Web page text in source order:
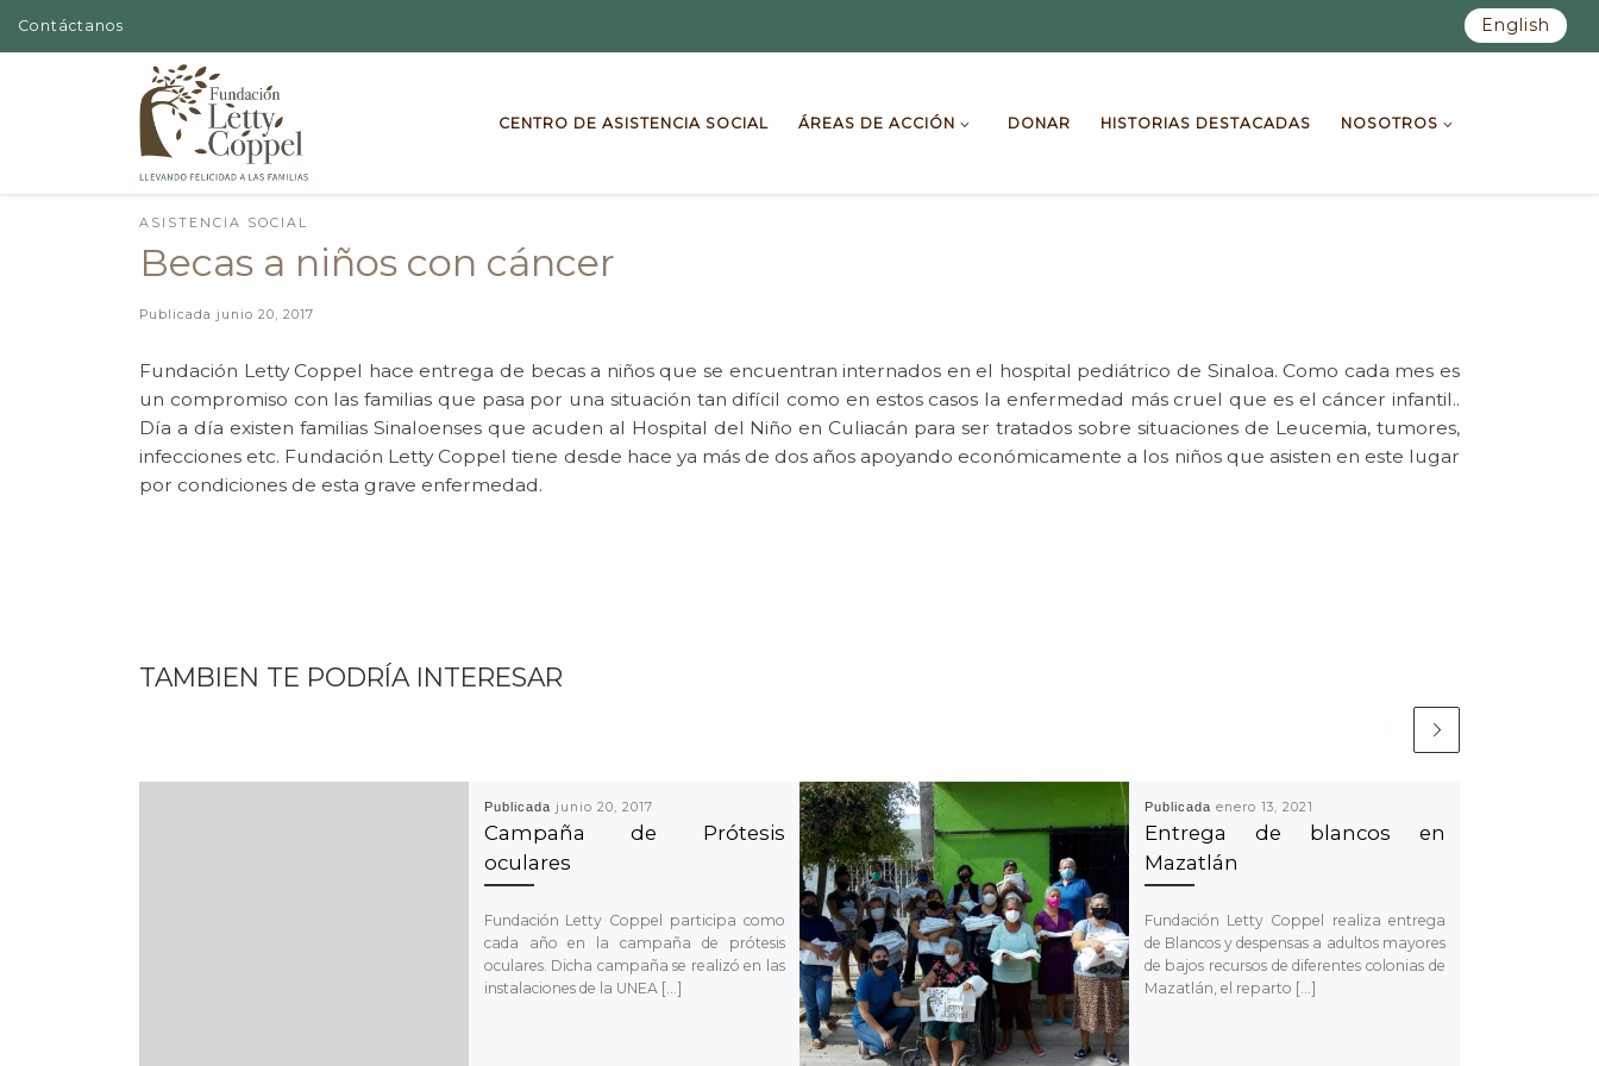
Skip to content
Contáctanos English
CENTRO DE ASISTENCIA SOCIAL ÁREAS DE ACCIÓN DONAR HISTORIAS DESTACADAS NOSOTROS
ASISTENCIA SOCIAL
Becas a niños con cáncer
Publicada junio 20, 2017
Fundación Letty Coppel hace entrega de becas a niños que se encuentran internados en el hospital pediátrico de Sinaloa. Como cada mes es
un compromiso con las familias que pasa por una situación tan difícil como en estos casos la enfermedad más cruel que es el cáncer infantil..
Día a día existen familias Sinaloenses que acuden al Hospital del Niño en Culiacán para ser tratados sobre situaciones de Leucemia, tumores,
infecciones etc. Fundación Letty Coppel tiene desde hace ya más de dos años apoyando económicamente a los niños que asisten en este lugar
por condiciones de esta grave enfermedad.
TAMBIEN TE PODRÍA INTERESAR
Publicada junio 20, 2017
Campaña de Prótesis
oculares
Fundación Letty Coppel participa como
cada año en la campaña de prótesis
oculares. Dicha campaña se realizó en las
instalaciones de la UNEA […]
Publicada enero 13, 2021
Entrega de blancos en
Mazatlán
Fundación Letty Coppel realiza entrega
de Blancos y despensas a adultos mayores
de bajos recursos de diferentes colonias de
Mazatlán, el reparto […]